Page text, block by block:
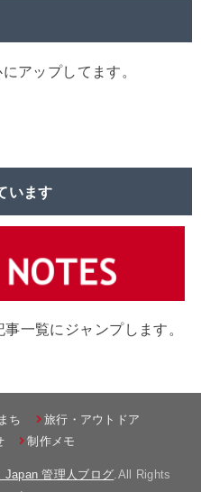
アップしてます。
います
一覧にジャンプします。
ち
旅行・アウトドア
制作メモ
管理人ブログ .All Rights